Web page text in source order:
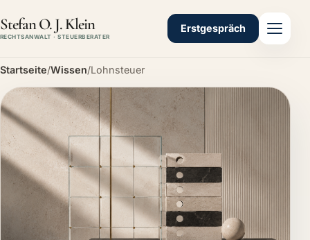
Stefan O. J. Klein
RECHTSANWALT · STEUERBERATER
Erstgespräch
Startseite/Wissen/Lohnsteuer